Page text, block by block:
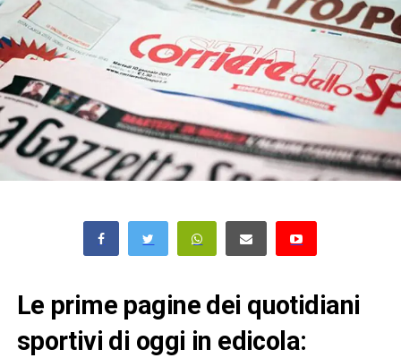
Le prime pagine dei quotidiani
sportivi di oggi in edicola: